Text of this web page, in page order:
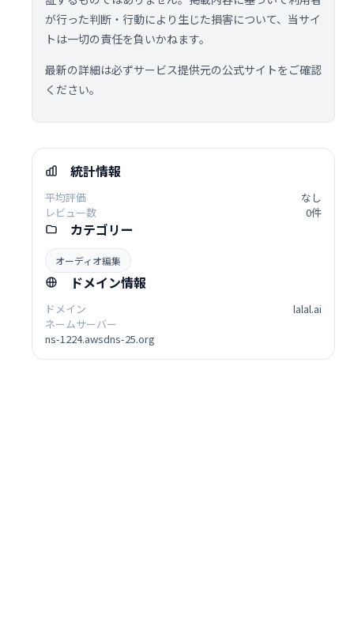
が行った判断・行動により生じた損害について、当サイ
トは一切の責任を負いかねます。
最新の詳細は必ずサービス提供元の公式サイトをご確認
ください。
統計情報
平均評価
なし
レビュー数
0件
カテゴリー
オーディオ編集
ドメイン情報
ドメイン
lalal.ai
ネームサーバー
ns-1224.awsdns-25.org